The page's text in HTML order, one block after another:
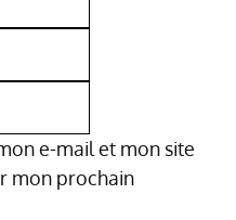
e-mail et mon site
mon prochain